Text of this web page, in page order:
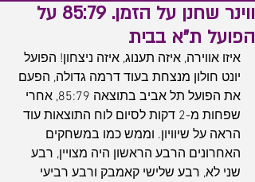
ווינר שחנן על הזמן. 85:79 על
הפועל ת"א בבית
איזו אווירה, איזה תענוג, איזה ניצחון! הפועל
יונט חולון מנצחת בעוד דרמה גדולה, הפעם
את הפועל תל אביב בתוצאה 85:79, אחרי
שפחות מ-2 דקות לסיום לוח התוצאות עוד
הראה על שיוויון. וממש כמו במשחקים
האחרונים הרבע הראשון היה מצויין, רבע
שני לא, רבע שלישי קאמבק ורבע רביעי